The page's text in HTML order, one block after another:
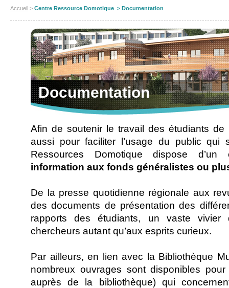
Accueil > Centre Ressource Domotique > Documentation
Documentation
Afin de soutenir le travail des étudiants
aussi pour faciliter l’usage du public qui
Ressources Domotique dispose d’un
information aux fonds généralistes ou
De la presse quotidienne régionale aux
des documents de présentation des
rapports des étudiants, un vaste vivier
chercheurs autant qu’aux esprits curieux.
Par ailleurs, en lien avec la Bibliothèque
nombreux ouvrages sont disponibles
auprès de la bibliothèque) qui